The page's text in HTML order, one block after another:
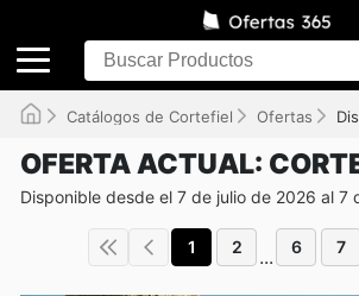
Catálogos de Cortefiel Ofertas
OFERTA ACTUAL:
Disponible desde el 7 de julio de 2026 al 7
1 2 ... 6 7